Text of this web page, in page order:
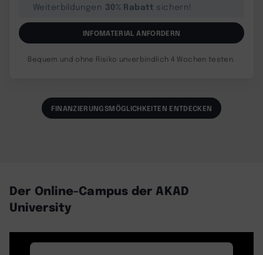
Weiterbildungen 30% Rabatt sichern!
INFOMATERIAL ANFORDERN
Bequem und ohne Risiko unverbindlich 4 Wochen testen.
FINANZIERUNGSMÖGLICHKEITEN ENTDECKEN
Der Online-Campus der AKAD
University